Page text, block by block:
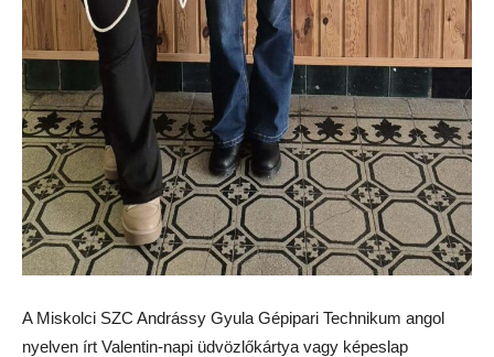
A Miskolci SZC Andrássy Gyula Gépipari Technikum angol
nyelven írt Valentin-napi üdvözlőkártya vagy képeslap